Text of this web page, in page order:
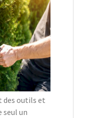
des outils et
seul un